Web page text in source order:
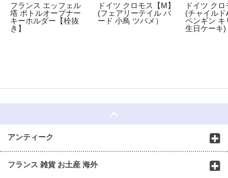
フランス エッフェル
塔 ボトルオープナー
キーホルダー【栓抜
き】
ドイツ クロモス【M】
(フェアリーテイル バ
ード 小鳥 ツバメ）
ドイツ ク
(チャイルド
ペンギン キ
生日ケーキ)
アンティーク
フランス 雑貨 お土産 海外